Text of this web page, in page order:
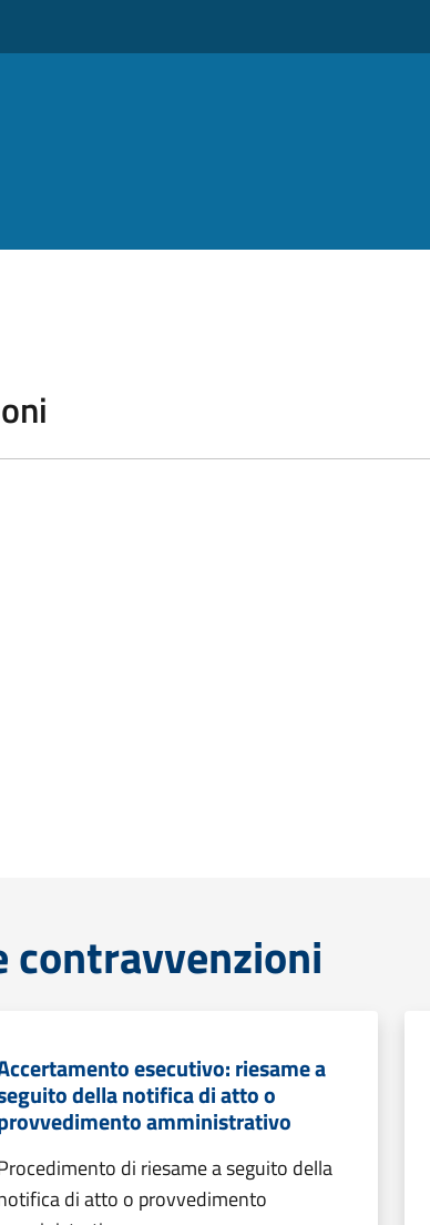
contravvenzioni
esecutivo: riesame a
della notifica di atto o
amministrativo
di riesame a seguito della
di atto o provvedimento